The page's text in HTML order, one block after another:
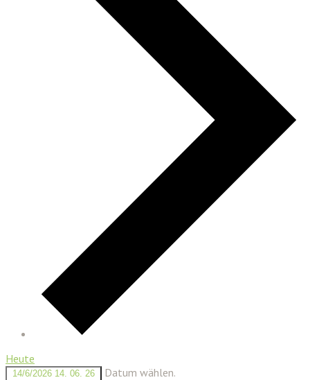
Heute
14/6/2026 14. 06. 26 Datum wählen.